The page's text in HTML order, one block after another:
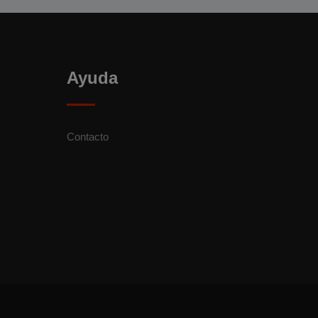
Ayuda
Contacto